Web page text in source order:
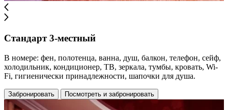
Стандарт 3-местный
В номере: фен, полотенца, ванна, душ, балкон, телефон, сейф,
холодильник, кондиционер, ТВ, зеркала, тумбы, кровать, Wi-
Fi, гигиенически принадлежности, шапочки для душа.
Забронировать Посмотреть и забронировать